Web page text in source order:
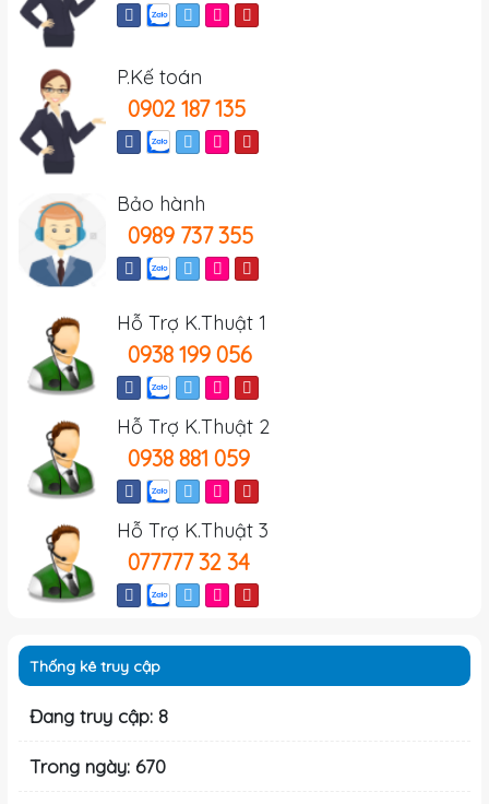
P.Kế toán
0902 187 135
Bảo hành
0989 737 355
Hỗ Trợ K.Thuật 1
0938 199 056
Hỗ Trợ K.Thuật 2
0938 881 059
Hỗ Trợ K.Thuật 3
077777 32 34
Thống kê truy cập
Đang truy cập: 8
Trong ngày: 670